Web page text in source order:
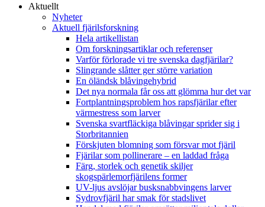
Aktuellt
Nyheter
Aktuell fjärilsforskning
Hela artikellistan
Om forskningsartiklar och referenser
Varför förlorade vi tre svenska dagfjärilar?
Slingrande slåtter ger större variation
En öländsk blåvingehybrid
Det nya normala får oss att glömma hur det var
Fortplantningsproblem hos rapsfjärilar efter
värmestress som larver
Svenska svartfläckiga blåvingar sprider sig i
Storbritannien
Förskjuten blomning som försvar mot fjäril
Fjärilar som pollinerare – en laddad fråga
Färg, storlek och genetik skiljer
skogspärlemorfjärilens former
UV-ljus avslöjar busksnabbvingens larver
Sydrovfjäril har smak för stadslivet